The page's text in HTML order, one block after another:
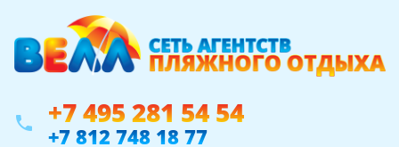
phone +7 495 281 54 54
+7 812 748 18 77